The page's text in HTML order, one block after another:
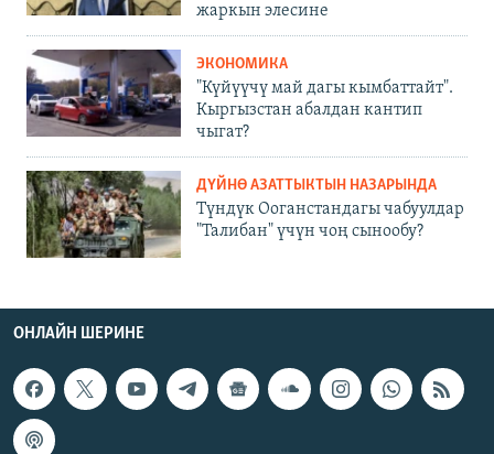
жаркын элесине
ЭКОНОМИКА
"Күйүүчү май дагы кымбаттайт".
Кыргызстан абалдан кантип
чыгат?
ДҮЙНӨ АЗАТТЫКТЫН НАЗАРЫНДА
Түндүк Ооганстандагы чабуулдар
"Талибан" үчүн чоң сынообу?
ОНЛАЙН ШЕРИНЕ